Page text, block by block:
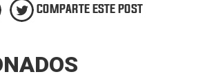
COMPARTE ESTE POST